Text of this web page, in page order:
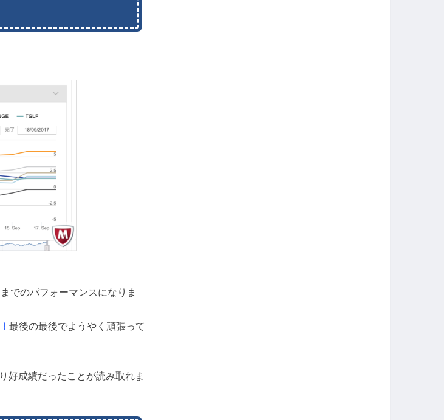
でのパフォーマンスになりま
最後の最後でようやく頑張って
好成績だったことが読み取れま